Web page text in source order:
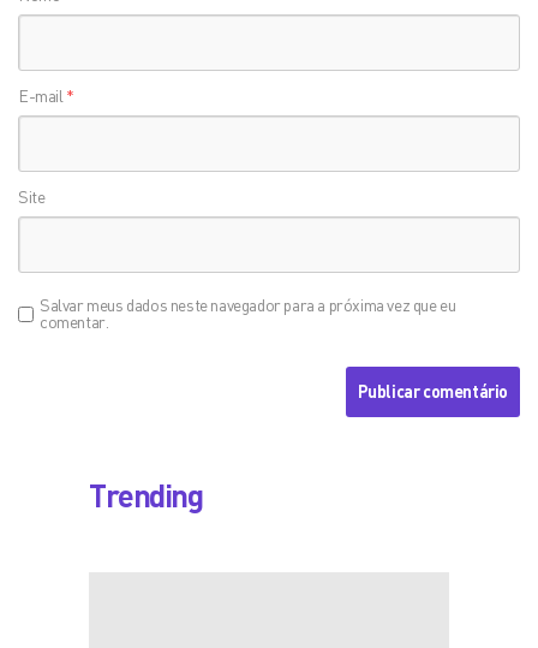
E-mail *
Site
Salvar meus dados neste navegador para a próxima vez que eu
comentar.
Trending